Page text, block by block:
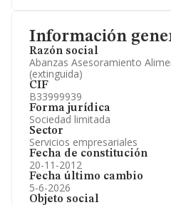
Información
Razón social
Abanzas Asesoramiento
(extinguida)
CIF
B33999939
Forma jurídica
Sociedad limitada
Sector
Servicios empresariales
Fecha de constitución
20-11-2012
Fecha último cambio
5-6-2026
Objeto social